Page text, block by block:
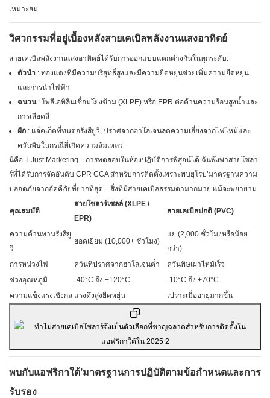
เหมาะสม
วิศวกรรมที่อยู่เบื้องหลังสายเคเบิลพลังงานแสงอาทิตย์
สายเคเบิลพลังงานแสงอาทิตย์ได้รับการออกแบบแตกต่างกันในทุกระดับ:
ตัวนำ : ทองแดงที่มีความบริสุทธิ์สูงและมีความยืดหยุ่นช่วยเพิ่มความยืดหยุ่น
และการนำไฟฟ้า
ฉนวน : โพลีเอทิลีนเชื่อมโยงข้าม (XLPE) หรือ EPR ต่อต้านความร้อนสูงน้ำและ
การเสียดสี
ฝัก : แจ็คเก็ตที่ทนต่อรังสียูวี, ปราศจากฮาโลเจนลดความเสี่ยงจากไฟไหม้และ
ควันพิษในกรณีที่เกิดความล้มเหลว
นี่คือ’T Just Marketing—การทดสอบในห้องปฏิบัติการพิสูจน์ได้ ฉันพึ่งพาสายโซล่า
ร์ที่ได้รับการจัดอันดับ CPR CCA สำหรับการติดตั้งเพราะพบยุโรป’มาตรฐานความ
ปลอดภัยจากอัคคีภัยที่ยากที่สุด—สิ่งที่มีสายเคเบิลธรรมดามากมาย’แม้จะพยายาม
คุณสมบัติ
สายโซลาร์เซลล์ (XLPE /
EPR)
สายเคเบิลปกติ (PVC)
ความต้านทานรังสียู
วี
ยอดเยี่ยม (10,000+ ชั่วโมง)
แย่ (2,000 ชั่วโมงหรือน้อย
กว่า)
การหน่วงไฟ
ควันที่ปราศจากฮาโลเจนต่ำ
ควันพิษเผาไหม้เร็ว
ช่วงอุณหภูมิ
-40°C ถึง +120°C
-10°C ถึง +70°C
ความแข็งแรงเชิงกล แรงดึงสูงยืดหยุ่น เปราะเมื่ออายุมากขึ้น
พบกับแอฟริกาใต้’มาตรฐานการปฏิบัติตามข้อกำหนดและการ
รับรอง